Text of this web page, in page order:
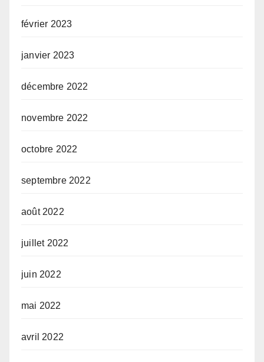
février 2023
janvier 2023
décembre 2022
novembre 2022
octobre 2022
septembre 2022
août 2022
juillet 2022
juin 2022
mai 2022
avril 2022